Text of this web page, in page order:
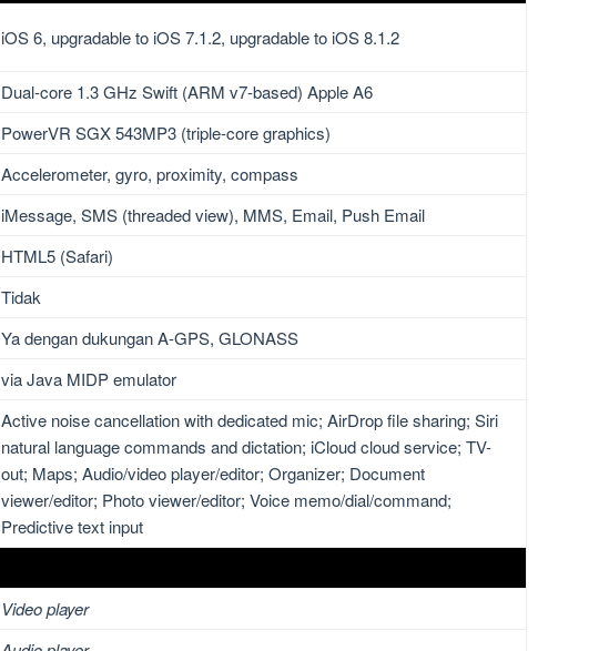
iOS 6, upgradable to iOS 7.1.2, upgradable to iOS 8.1.2
Dual-core 1.3 GHz Swift (ARM v7-based) Apple A6
PowerVR SGX 543MP3 (triple-core graphics)
Accelerometer, gyro, proximity, compass
iMessage, SMS (threaded view), MMS, Email, Push Email
HTML5 (Safari)
Tidak
Ya dengan dukungan A-GPS, GLONASS
via Java MIDP emulator
Active noise cancellation with dedicated mic; AirDrop file sharing; Siri
natural language commands and dictation; iCloud cloud service; TV-
out; Maps; Audio/video player/editor; Organizer; Document
viewer/editor; Photo viewer/editor; Voice memo/dial/command;
Predictive text input
Video player